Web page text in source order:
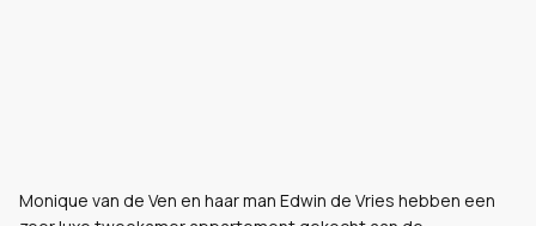
Monique van de Ven en haar man Edwin de Vries hebben een